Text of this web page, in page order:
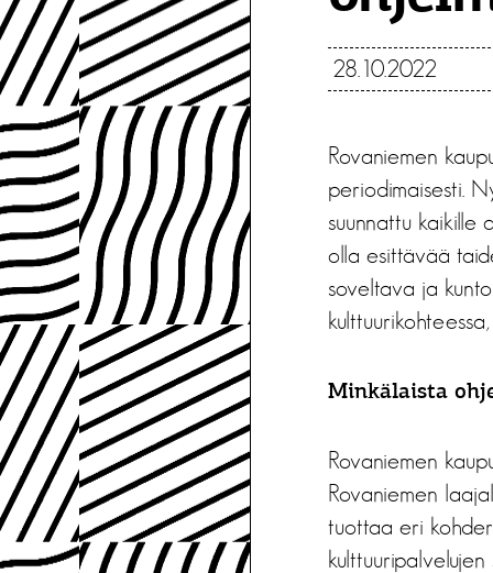
28.10.2022
Rovaniemen
periodimaisesti.
suunnattu kaikille
olla esittävää
soveltava ja
Minkälaista
Rovaniemen
Rovaniemen
tuottaa eri